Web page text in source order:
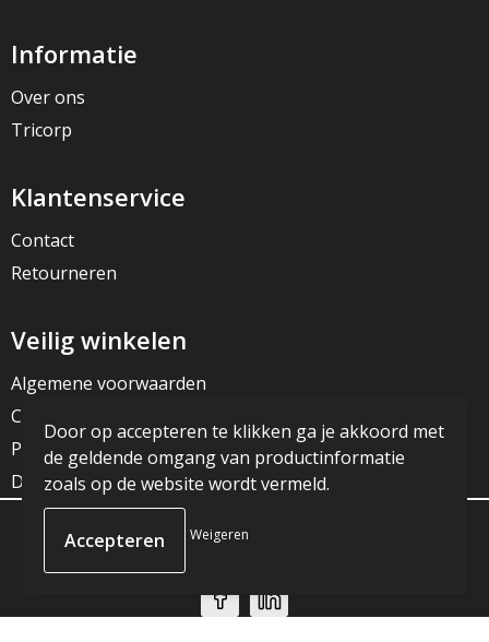
Informatie
Over ons
Tricorp
Klantenservice
Contact
Retourneren
Veilig winkelen
Algemene voorwaarden
Cookieverklaring
Privacyverklaring
Disclaimer
© Copyright JG Reclame 2023
Door op accepteren te klikken ga je akkoord met
de geldende omgang van productinformatie
zoals op de website wordt vermeld.
Weigeren